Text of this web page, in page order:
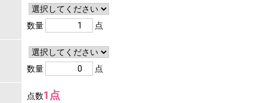
数量 点
数量 点
点数1点